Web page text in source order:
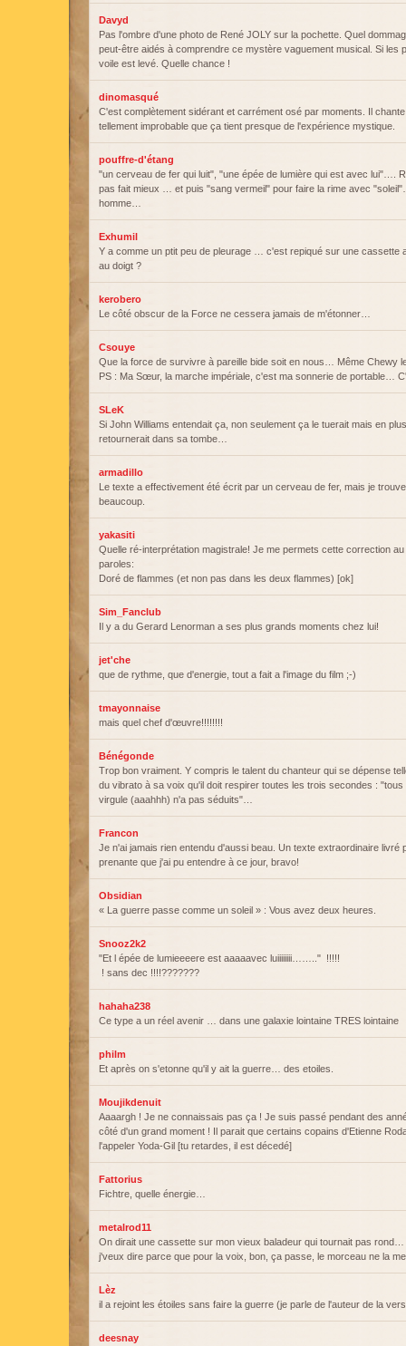
Davyd
Pas l'ombre d'une photo de René JOLY sur la pochette. Quel
peut-être aidés à comprendre ce mystère vaguement musical. Si les
voile est levé. Quelle chance !
dinomasqué
C'est complètement sidérant et carrément osé par moments. Il
tellement improbable que ça tient presque de l'expérience mystique.
pouffre-d'étang
"un cerveau de fer qui luit", "une épée de lumière qui est avec lui"….
pas fait mieux … et puis "sang vermeil" pour faire la rime avec
homme…
Exhumil
Y a comme un ptit peu de pleurage … c'est repiqué sur une cassette
au doigt ?
kerobero
Le côté obscur de la Force ne cessera jamais de m'étonner…
Csouye
Que la force de survivre à pareille bide soit en nous… Même Chewy
PS : Ma Sœur, la marche impériale, c'est ma sonnerie de portable…
SLeK
Si John Williams entendait ça, non seulement ça le tuerait mais en
retournerait dans sa tombe…
armadillo
Le texte a effectivement été écrit par un cerveau de fer, mais je
beaucoup.
yakasiti
Quelle ré-interprétation magistrale! Je me permets cette correction
paroles:
Doré de flammes (et non pas dans les deux flammes) [ok]
Sim_Fanclub
Il y a du Gerard Lenorman a ses plus grands moments chez lui!
jet'che
que de rythme, que d'energie, tout a fait a l'image du film ;-)
tmayonnaise
mais quel chef d'œuvre!!!!!!!!
Bénégonde
Trop bon vraiment. Y compris le talent du chanteur qui se dépense
du vibrato à sa voix qu'il doit respirer toutes les trois secondes :
virgule (aaahhh) n'a pas séduits"…
Francon
Je n'ai jamais rien entendu d'aussi beau. Un texte extraordinaire livré
prenante que j'ai pu entendre à ce jour, bravo!
Obsidian
« La guerre passe comme un soleil » : Vous avez deux heures.
Snooz2k2
"Et l épée de lumieeeere est aaaaavec luiiiiiiii…….." !!!!!
! sans dec !!!!???????
hahaha238
Ce type a un réel avenir … dans une galaxie lointaine TRES lointaine
philm
Et après on s'etonne qu'il y ait la guerre… des etoiles.
Moujikdenuit
Aaaargh ! Je ne connaissais pas ça ! Je suis passé pendant des
côté d'un grand moment ! Il parait que certains copains d'Etienne
l'appeler Yoda-Gil [tu retardes, il est décedé]
Fattorius
Fichtre, quelle énergie…
metalrod11
On dirait une cassette sur mon vieux baladeur qui tournait pas
j'veux dire parce que pour la voix, bon, ça passe, le morceau ne la
Lèz
il a rejoint les étoiles sans faire la guerre (je parle de l'auteur de la
deesnay